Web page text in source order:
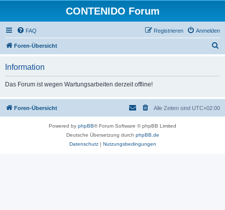
CONTENIDO Forum
FAQ Anmelden
Registrieren
Foren-Übersicht
Information
Das Forum ist wegen Wartungsarbeiten derzeit offline!
Foren-Übersicht Alle Zeiten sind UTC+02:00
Powered by phpBB® Forum Software © phpBB Limited
Deutsche Übersetzung durch phpBB.de
Datenschutz| Nutzungsbedingungen